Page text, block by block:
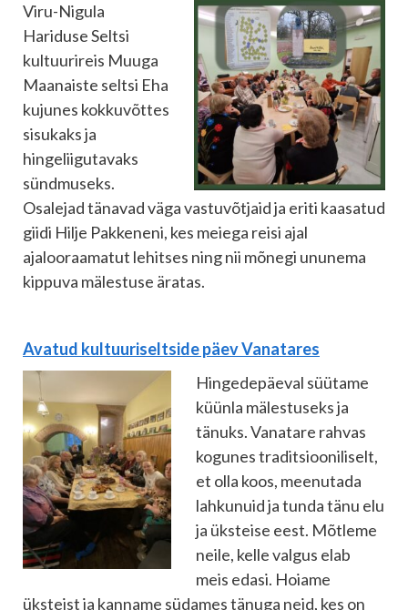
Viru-Nigula
Hariduse Seltsi
kultuurireis Muuga
Maanaiste seltsi Eha
kujunes kokkuvõttes
sisukaks ja
hingeliigutavaks
sündmuseks.
Osalejad tänavad väga vastuvõtjaid ja eriti kaasatud
giidi Hilje Pakkeneni, kes meiega reisi ajal
ajalooraamatut lehitses ning nii mõnegi ununema
kippuva mälestuse äratas.
Avatud kultuuriseltside päev Vanatares
Hingedepäeval süütame
küünla mälestuseks ja
tänuks. Vanatare rahvas
kogunes traditsiooniliselt,
et olla koos, meenutada
lahkunuid ja tunda tänu elu
ja üksteise eest. Mõtleme
neile, kelle valgus elab
meis edasi. Hoiame
üksteist ja kanname südames tänuga neid, kes on